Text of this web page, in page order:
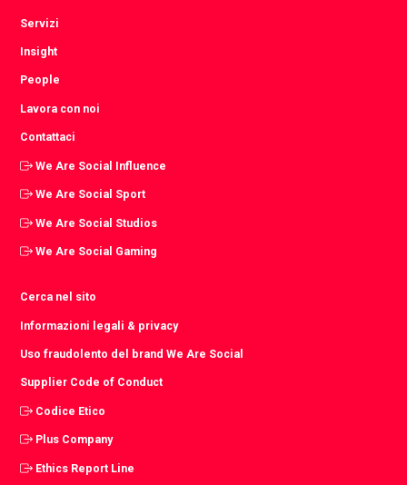
Servizi
Insight
People
Lavora con noi
Contattaci
We Are Social Influence
We Are Social Sport
We Are Social Studios
We Are Social Gaming
Cerca nel sito
Informazioni legali & privacy
Uso fraudolento del brand We Are Social
Supplier Code of Conduct
Codice Etico
Plus Company
Ethics Report Line